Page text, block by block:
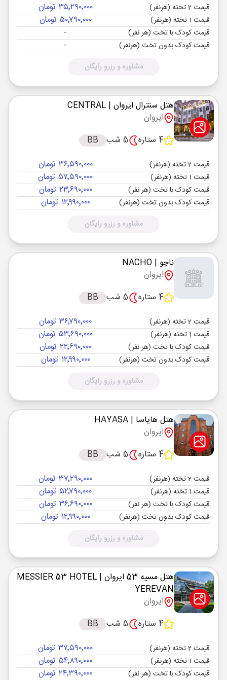
قیمت 2 تخته (هرنفر) ۳۵٬۲۹۰٬۰۰۰ تومان
قیمت 1 تخته (هرنفر) ۵۰٬۷۹۰٬۰۰۰ تومان
قیمت کودک با تخت (هر نفر) -
قیمت کودک بدون تخت (هرنفر) -
مشاوره و رزرو رایگان
هتل سنترال ایروان | CENTRAL
ایروان
4 ستاره
5 شب BB
قیمت 2 تخته (هرنفر) ۳۶٬۵۹۰٬۰۰۰ تومان
قیمت 1 تخته (هرنفر) ۵۷٬۵۹۰٬۰۰۰ تومان
قیمت کودک با تخت (هر نفر) ۲۳٬۶۹۰٬۰۰۰ تومان
قیمت کودک بدون تخت (هرنفر) ۱۲٬۹۹۰٬۰۰۰ تومان
مشاوره و رزرو رایگان
ناچو | NACHO
ایروان
4 ستاره
5 شب BB
قیمت 2 تخته (هرنفر) ۳۶٬۷۹۰٬۰۰۰ تومان
قیمت 1 تخته (هرنفر) ۵۳٬۶۹۰٬۰۰۰ تومان
قیمت کودک با تخت (هر نفر) ۲۲٬۶۹۰٬۰۰۰ تومان
قیمت کودک بدون تخت (هرنفر) ۱۲٬۹۹۰٬۰۰۰ تومان
مشاوره و رزرو رایگان
هتل هایاسا | HAYASA
ایروان
4 ستاره
5 شب BB
قیمت 2 تخته (هرنفر) ۳۷٬۲۹۰٬۰۰۰ تومان
قیمت 1 تخته (هرنفر) ۵۲٬۷۹۰٬۰۰۰ تومان
قیمت کودک با تخت (هر نفر) ۳۶٬۶۹۰٬۰۰۰ تومان
قیمت کودک بدون تخت (هرنفر) ۱۲٬۹۹۰٬۰۰۰ تومان
مشاوره و رزرو رایگان
هتل مسیه 53 ایروان
| MESSIER 53 HOTEL
YEREVAN
ایروان
4 ستاره
5 شب BB
قیمت 2 تخته (هرنفر) ۳۷٬۵۹۰٬۰۰۰ تومان
قیمت 1 تخته (هرنفر) ۵۴٬۸۹۰٬۰۰۰ تومان
قیمت کودک با تخت (هر نفر) ۲۴٬۳۹۰٬۰۰۰ تومان